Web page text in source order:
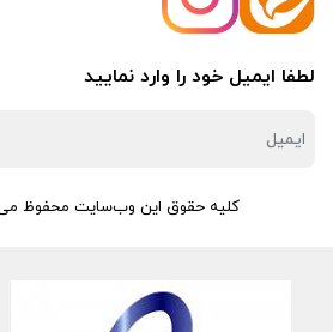
لطفا ایمیل خود را وارد نمایید
کلیه حقوق این وب‌سایت محفوظ می‌باشد.